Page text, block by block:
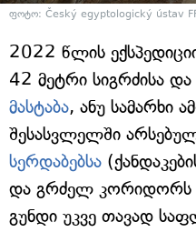
ფოტო: Český egyptologický ústav
2022 წლის
42 მეტრი სიგრძისა და
მასტაბა, ანუ სამარხი
შესასვლელში
სერდაბებსა
და გრძელ კორიდორს
გუნდი უკვე თავად